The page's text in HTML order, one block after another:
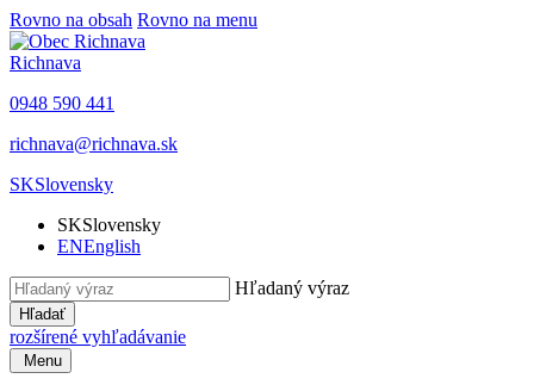
Rovno na obsah Rovno na menu
Richnava
0948 590 441
richnava@richnava.sk
SKSlovensky
SKSlovensky
ENEnglish
Hľadaný výraz
Hľadať
rozšírené vyhľadávanie
Menu